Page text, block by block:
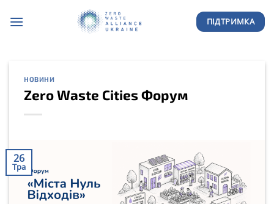
ПІДТРИМКА
НОВИНИ
Zero Waste Cities Форум
26
Тра